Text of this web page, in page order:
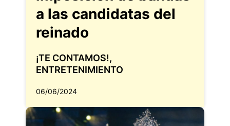
a las candidatas del
reinado
¡TE CONTAMOS!,
ENTRETENIMIENTO
06/06/2024